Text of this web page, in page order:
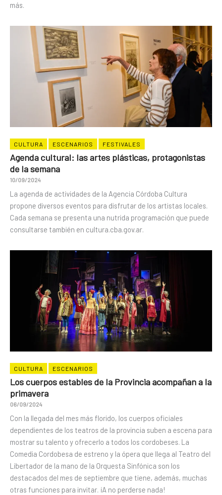
más.
CULTURA ESCENARIOS FESTIVALES
Agenda cultural: las artes plásticas, protagonistas
de la semana​
10/09/2024
La agenda de actividades de la Agencia Córdoba Cultura
propone diversos eventos para disfrutar de los artistas locales.
Cada semana se presenta una nutrida programación que puede
consultarse también en cultura.cba.gov.ar.
CULTURA ESCENARIOS
Los cuerpos estables de la Provincia acompañan a la
primavera
06/09/2024
Con la llegada del mes más florido, los cuerpos oficiales
dependientes de los teatros de la provincia suben a escena para
mostrar su talento y ofrecerlo a todos los cordobeses. La
Comedia Cordobesa de estreno y la ópera que llega al Teatro del
Libertador de la mano de la Orquesta Sinfónica son los
destacados del mes de septiembre que tiene, además, muchas
otras funciones para invitar. ¡A no perderse nada!